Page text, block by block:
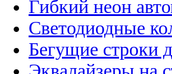
Гибкий неон
Светодиодные
Бегущие строки